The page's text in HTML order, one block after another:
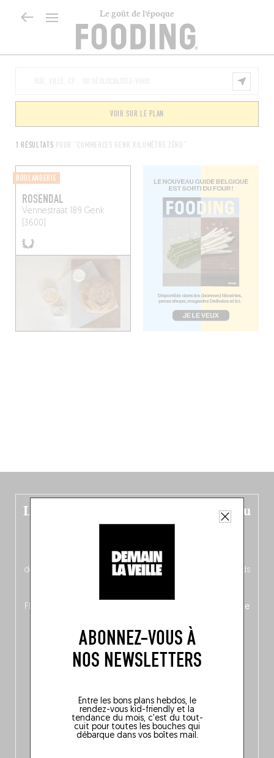
Le goût de l’époque
ABONNEZ-VOUS À
NOS NEWSLETTERS
Entre les bons plans hebdos, le
rendez-vous kid-friendly et la
tendance du mois, c'est du tout-
cuit pour toutes les bouches qui
débarque dans vos boîtes mail.
1 RÉSULTATS POUR "COMMERCES GENK KILOMÈTRE ZÉRO"
VOIR SUR LE PLAN
BOULANGERIE
ROSENDAL
Vennestraat 189 Genk
(3600)
Le nouveau guide Belgique est sorti du
four !
néerlandais côté face – à moins que ne soit l’inverse ?),
découvrez
une partie mag « Nord-Zuid »
qui met les pieds
Flandre, à Bruxelles et en Wallonie, ainsi qu’
un palmarès de